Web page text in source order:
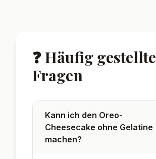
❓ Häufig gestellte
Fragen
Kann ich den Oreo-
Cheesecake ohne Gelatine
machen?